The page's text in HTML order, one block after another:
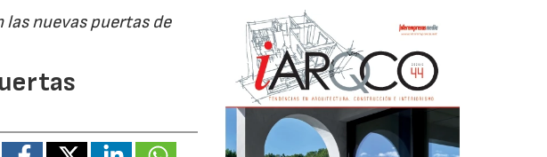
nuevas puertas de